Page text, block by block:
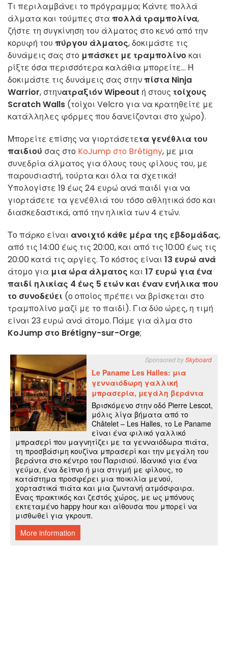
Τι περιλαμβάνει το πρόγραμμα; Κάντε πολλά
άλματα και τούμπες στα πολλά τραμπολίνα,
ζήστε τη συγκίνηση του άλματος στο κενό από την
κορυφή του πύργου άλματος, δοκιμάστε τις
δυνάμεις σας στο μπάσκετ με τραμπολίνο και
ρίξτε όσα περισσότερα καλάθια μπορείτε... Ή
δοκιμάστε τις δυνάμεις σας στηνπίστα Ninja
Warrior, στηνατραξιόν Wipeout ή στους τοίχους
Scratch Walls (τοίχοι Velcro για να κρατηθείτε με
κατάλληλες φόρμες που δανείζονται στο χώρο).
Μπορείτε επίσης να γιορτάσετετα γενέθλια του
παιδιού σας στο KoJump στο Brétigny, με μια
συνεδρία άλματος για όλους τους φίλους του, με
παρουσιαστή, τούρτα και όλα τα σχετικά!
Υπολογίστε 19 έως 24 ευρώ ανά παιδί για να
γιορτάσετε τα γενέθλιά του τόσο αθλητικά όσο και
διασκεδαστικά, από την ηλικία των 4 ετών.
Το πάρκο είναι ανοιχτό κάθε μέρα της εβδομάδας,
από τις 14:00 έως τις 20:00, και από τις 10:00 έως τις
20:00 κατά τις αργίες. Το κόστος είναι 13 ευρώ ανά
άτομο για μια ώρα άλματος και 17 ευρώ για ένα
παιδί ηλικίας 4 έως 5 ετών και έναν ενήλικα που
το συνοδεύει (ο οποίος πρέπει να βρίσκεται στο
τραμπολίνο μαζί με το παιδί). Για δύο ώρες, η τιμή
είναι 23 ευρώ ανά άτομο. Πάμε για άλμα στο
KoJump στο Brétigny-sur-Orge;